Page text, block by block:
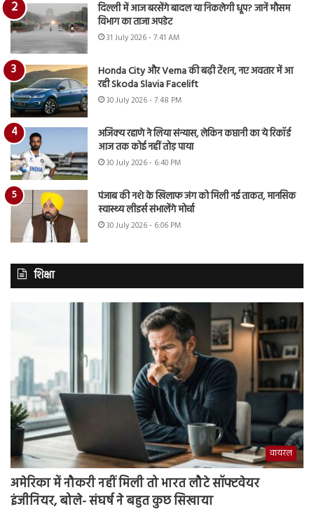
दिल्ली में आज बरसेंगे बादल या निकलेगी धूप? जानें मौसम
विभाग का ताजा अपडेट
31 July 2026 - 7:41 AM
Honda City और Verna की बढ़ी टेंशन, नए अवतार में आ
रही Skoda Slavia Facelift
30 July 2026 - 7:48 PM
अजिंक्य रहाणे ने लिया संन्यास, लेकिन कप्तानी का ये रिकॉर्ड
आज तक कोई नहीं तोड़ पाया
30 July 2026 - 6:40 PM
पंजाब की नशे के खिलाफ जंग को मिली नई ताकत, मानसिक
स्वास्थ्य लीडर्स संभालेंगे मोर्चा
30 July 2026 - 6:06 PM
शिक्षा
वायरल
अमेरिका में नौकरी नहीं मिली तो भारत लौटे सॉफ्टवेयर
इंजीनियर, बोले- संघर्ष ने बहुत कुछ सिखाया